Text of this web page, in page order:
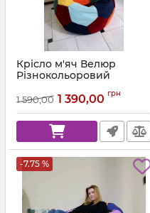
Крісло м'яч Велюр
Різнокольоровий
1 590,00 1 390,00 грн
-7.75 %